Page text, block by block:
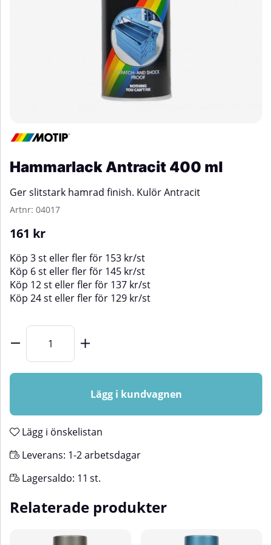
Hammarlack Antracit 400 ml
Ger slitstark hamrad finish. Kulör Antracit
Artnr: 04017
161 kr
Köp 3 st eller fler för 153 kr/st
Köp 6 st eller fler för 145 kr/st
Köp 12 st eller fler för 137 kr/st
Köp 24 st eller fler för 129 kr/st
Lägg i kundvagnen
Lägg i önskelistan
Leverans: 1-2 arbetsdagar
Lagersaldo: 11 st.
Relaterade produkter